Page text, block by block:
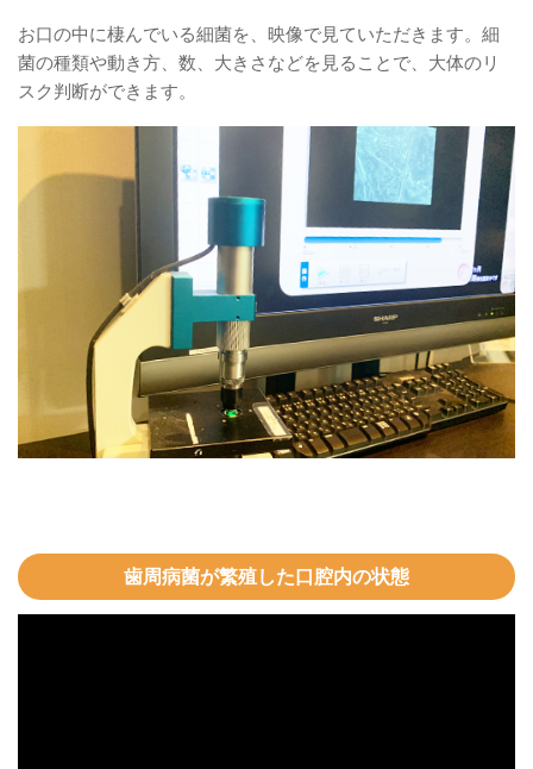
お口の中に棲んでいる細菌を、映像で見ていただきます。細
菌の種類や動き方、数、大きさなどを見ることで、大体のリ
スク判断ができます。
歯周病菌が繁殖した口腔内の状態